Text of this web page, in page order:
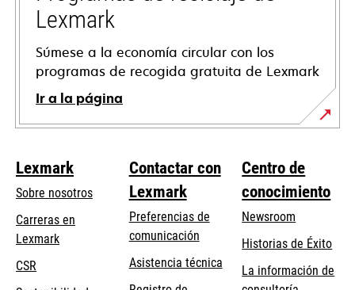
nueva
Lexmark
Súmese a la economía circular con los
programas de recogida gratuita de Lexmark
Ir a la página
Lexmark
Sobre nosotros
Carreras en
Lexmark
CSR
Contactar con
Lexmark
Preferencias de
comunicación
se
abre
Asistencia técnicase
abre
Centro de
conocimiento
Newsroom
Historias de Éxito
La información de